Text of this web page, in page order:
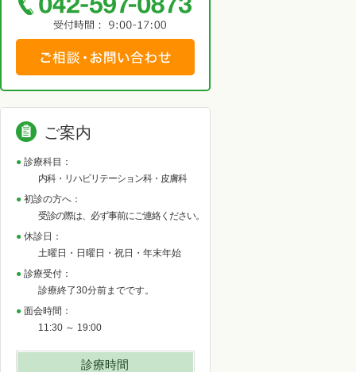
ご案内
診療科目：
内科・リハビリテーション科・皮膚科
初診の方へ：
受診の際は、必ず事前にご連絡ください。
休診日：
土曜日・日曜日・祝日・年末年始
診療受付：
診療終了30分前までです。
面会時間：
11:30 ～ 19:00
診療時間